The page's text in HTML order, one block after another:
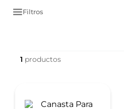
Filtros
1